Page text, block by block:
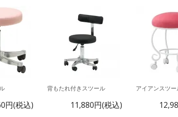
円(税込)
背もたれ付きスツール
11,880円(税込)
アイアンスツー